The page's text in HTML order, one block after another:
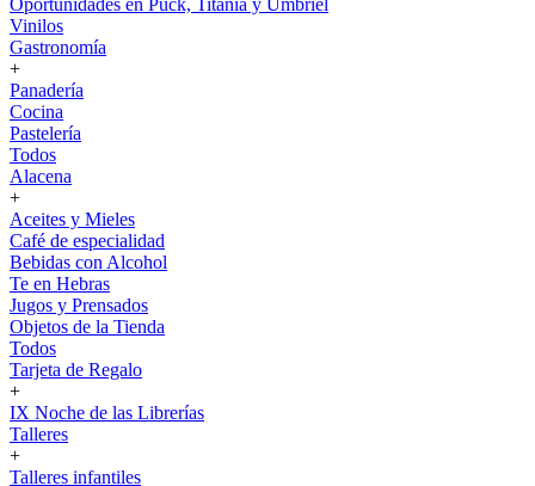
Oportunidades en Puck, Titania y Umbriel
Vinilos
Gastronomía
+
Panadería
Cocina
Pastelería
Todos
Alacena
+
Aceites y Mieles
Café de especialidad
Bebidas con Alcohol
Te en Hebras
Jugos y Prensados
Objetos de la Tienda
Todos
Tarjeta de Regalo
+
IX Noche de las Librerías
Talleres
+
Talleres infantiles